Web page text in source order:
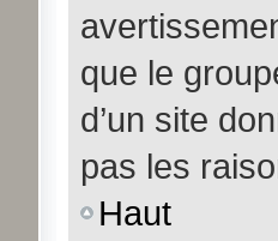
que le
d’un site
pas les
Haut